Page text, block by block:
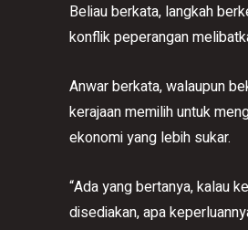
Beliau berkata, langkah
konflik peperangan
Anwar berkata, walaupun
kerajaan memilih untuk
ekonomi yang lebih sukar.
“Ada yang bertanya, kalau
disediakan, apa